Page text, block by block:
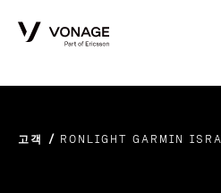
고객 RONLIGHT GARMIN